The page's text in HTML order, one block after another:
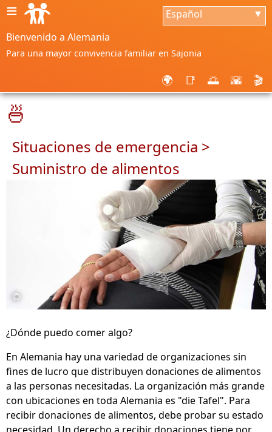
≡ Español ▼
Bienvenido a Alemania
Para una mayor convivencia familiar en Sajonia
🌍 📑 🌅 🌇 🎬
🍜
Situaciones de emergencia >
Suministro de alimentos
©
¿Dónde puedo comer algo?
En Alemania hay una variedad de organizaciones sin
fines de lucro que distribuyen donaciones de alimentos
a las personas necesitadas. La organización más grande
con ubicaciones en toda Alemania es "die Tafel". Para
recibir donaciones de alimentos, debe probar su estado